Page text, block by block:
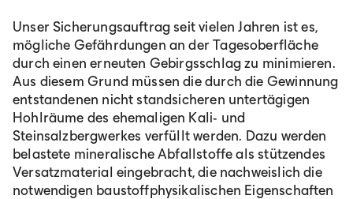
Unser Sicherungsauftrag seit vielen Jahren ist es,
mögliche Gefährdungen an der Tagesoberfläche
durch einen erneuten Gebirgsschlag zu minimieren.
Aus diesem Grund müssen die durch die Gewinnung
entstandenen nicht standsicheren untertägigen
Hohlräume des ehemaligen Kali- und
Steinsalzbergwerkes verfüllt werden. Dazu werden
belastete mineralische Abfallstoffe als stützendes
Versatzmaterial eingebracht, die nachweislich die
notwendigen baustoffphysikalischen Eigenschaften